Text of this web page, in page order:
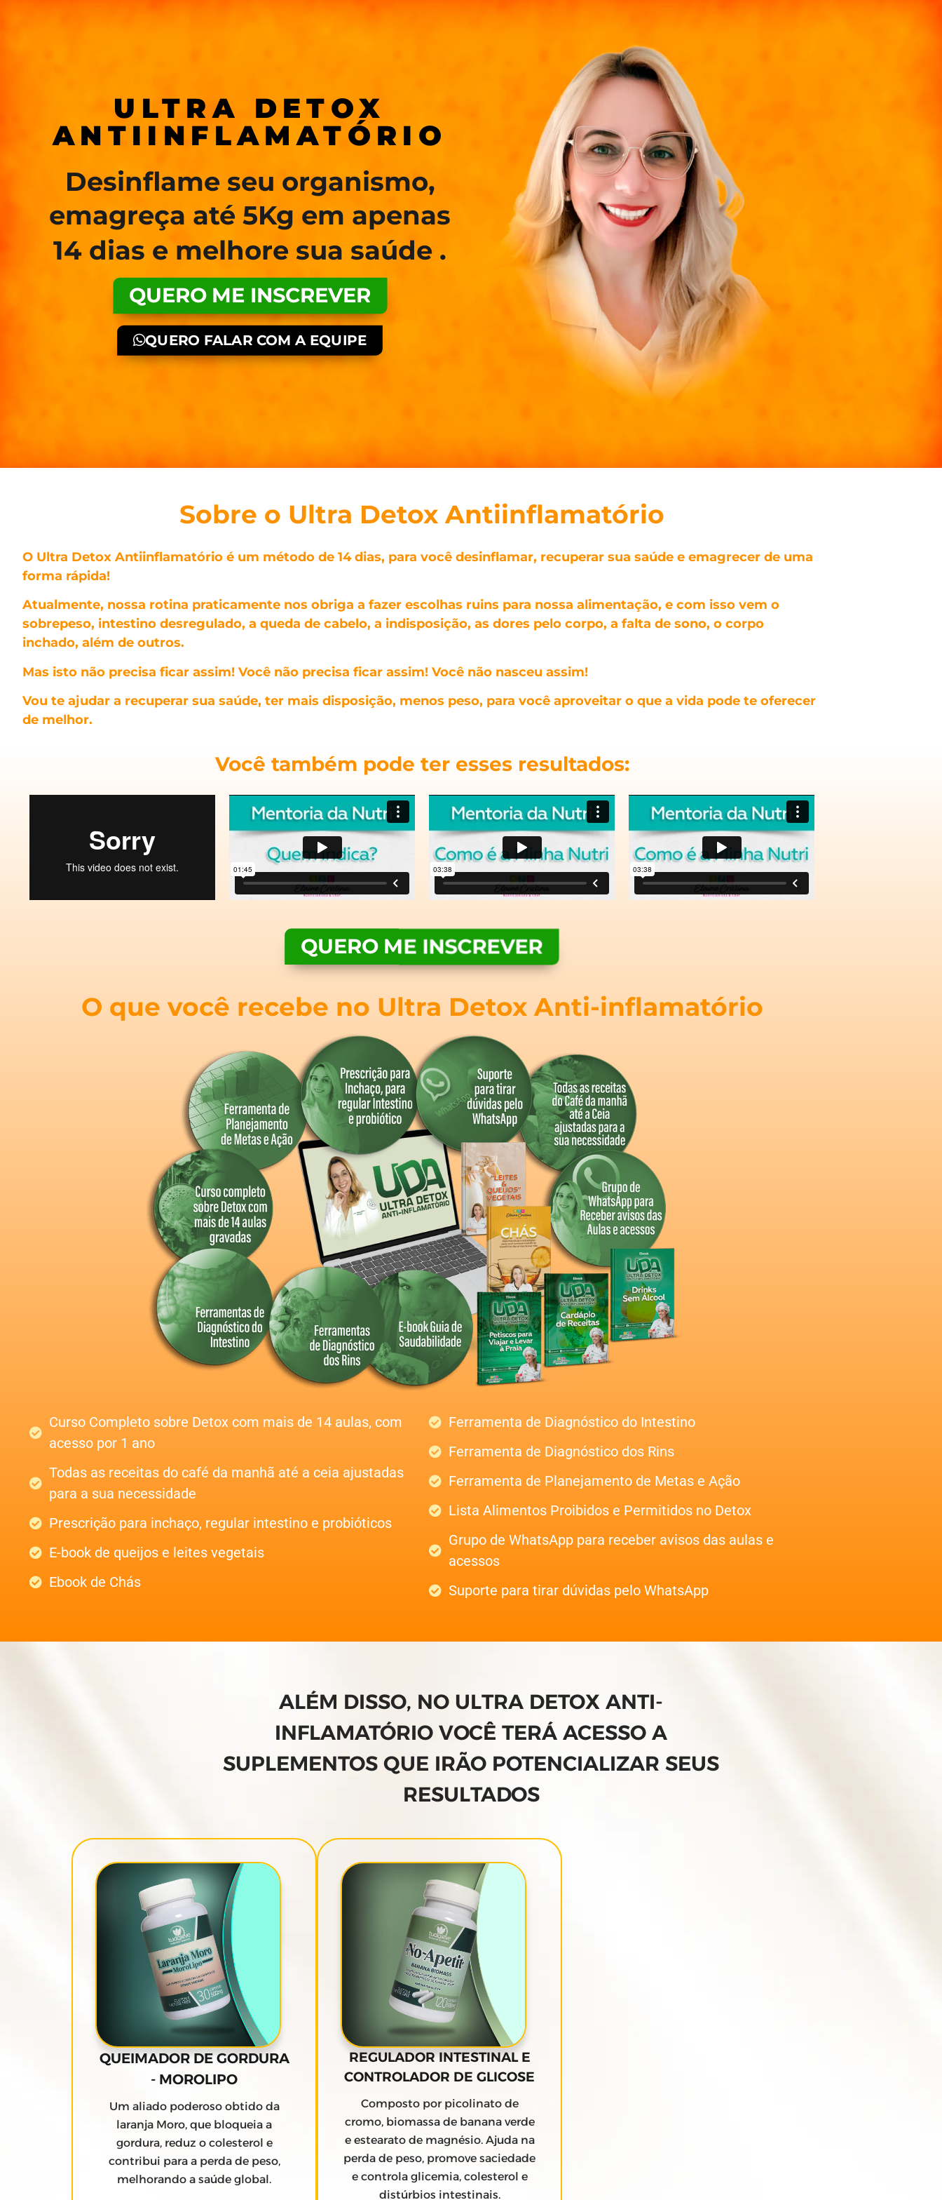
ULTRA DETOX
ANTIINFLAMATÓRIO
Desinflame seu organismo,
emagreça até 5Kg em apenas
14 dias e melhore sua saúde .
QUERO ME INSCREVER
QUERO FALAR COM A EQUIPE
Sobre o Ultra Detox Antiinflamatório
O Ultra Detox Antiinflamatório é um método de 14 dias, para você desinflamar, recuperar sua saúde e emagrecer de uma
forma rápida!
Atualmente, nossa rotina praticamente nos obriga a fazer escolhas ruins para nossa alimentação, e com isso vem o
sobrepeso, intestino desregulado, a queda de cabelo, a indisposição, as dores pelo corpo, a falta de sono, o corpo
inchado, além de outros.
Mas isto não precisa ficar assim! Você não precisa ficar assim! Você não nasceu assim!
Vou te ajudar a recuperar sua saúde, ter mais disposição, menos peso, para você aproveitar o que a vida pode te oferecer
de melhor.
Você também pode ter esses resultados:
QUERO ME INSCREVER
O que você recebe no Ultra Detox Anti-inflamatório
Curso Completo sobre Detox com mais de 14 aulas, com
acesso por 1 ano
Todas as receitas do café da manhã até a ceia ajustadas
para a sua necessidade
Prescrição para inchaço, regular intestino e probióticos
E-book de queijos e leites vegetais
Ebook de Chás
Ferramenta de Diagnóstico do Intestino
Ferramenta de Diagnóstico dos Rins
Ferramenta de Planejamento de Metas e Ação
Lista Alimentos Proibidos e Permitidos no Detox
Grupo de WhatsApp para receber avisos das aulas e
acessos
Suporte para tirar dúvidas pelo WhatsApp
ALÉM DISSO, NO ULTRA DETOX ANTI-
INFLAMATÓRIO VOCÊ TERÁ ACESSO A
SUPLEMENTOS QUE IRÃO POTENCIALIZAR SEUS
RESULTADOS
QUEIMADOR DE GORDURA
- MOROLIPO
Um aliado poderoso obtido da
laranja Moro, que bloqueia a
gordura, reduz o colesterol e
contribui para a perda de peso,
melhorando a saúde global.
REGULADOR INTESTINAL E
CONTROLADOR DE GLICOSE
Composto por picolinato de
cromo, biomassa de banana verde
e estearato de magnésio. Ajuda na
perda de peso, promove saciedade
e controla glicemia, colesterol e
distúrbios intestinais.